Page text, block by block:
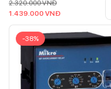
2.320.000VNĐ
1.439.000 VNĐ
-38%